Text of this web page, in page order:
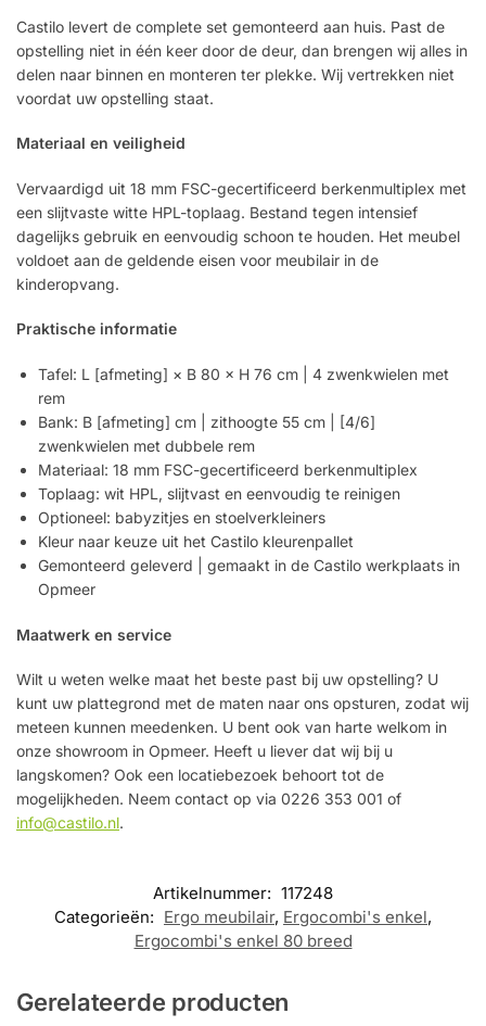
Castilo levert de complete set gemonteerd aan huis. Past de
opstelling niet in één keer door de deur, dan brengen wij alles in
delen naar binnen en monteren ter plekke. Wij vertrekken niet
voordat uw opstelling staat.
Materiaal en veiligheid
Vervaardigd uit 18 mm FSC-gecertificeerd berkenmultiplex met
een slijtvaste witte HPL-toplaag. Bestand tegen intensief
dagelijks gebruik en eenvoudig schoon te houden. Het meubel
voldoet aan de geldende eisen voor meubilair in de
kinderopvang.
Praktische informatie
Tafel: L [afmeting] × B 80 × H 76 cm | 4 zwenkwielen met
rem
Bank: B [afmeting] cm | zithoogte 55 cm | [4/6]
zwenkwielen met dubbele rem
Materiaal: 18 mm FSC-gecertificeerd berkenmultiplex
Toplaag: wit HPL, slijtvast en eenvoudig te reinigen
Optioneel: babyzitjes en stoelverkleiners
Kleur naar keuze uit het Castilo kleurenpallet
Gemonteerd geleverd | gemaakt in de Castilo werkplaats in
Opmeer
Maatwerk en service
Wilt u weten welke maat het beste past bij uw opstelling? U
kunt uw plattegrond met de maten naar ons opsturen, zodat wij
meteen kunnen meedenken. U bent ook van harte welkom in
onze showroom in Opmeer. Heeft u liever dat wij bij u
langskomen? Ook een locatiebezoek behoort tot de
mogelijkheden. Neem contact op via 0226 353 001 of
info@castilo.nl.
Artikelnummer: 117248
Categorieën: Ergo meubilair, Ergocombi's enkel,
Ergocombi's enkel 80 breed
Gerelateerde producten